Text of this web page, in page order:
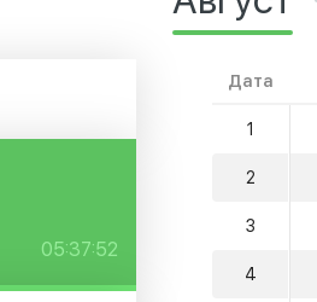
05:37:51
Дата
1
2
3
4